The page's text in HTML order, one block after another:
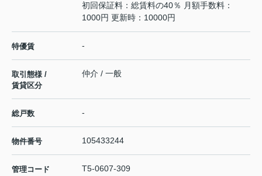
初回保証料：総賃料の40％ 月額手数料：
1000円 更新時：10000円
特優賃 -
取引態様 /
賃貸区分
仲介 / 一般
総戸数 -
物件番号 105433244
管理コード T5-0607-309